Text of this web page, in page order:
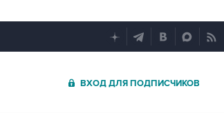
ВХОД ДЛЯ ПОДПИСЧИКОВ